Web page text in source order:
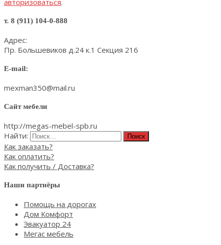
авторизоваться.
т. 8 (911) 104-0-888
Адрес:
Пр. Большевиков д.24 к.1 Секция 216
E-mail:
mexman350@mail.ru
Сайт мебели
http://megas-mebel-spb.ru
Найти:
Как заказать?
Как оплатить?
Как получить / Доставка?
Наши партнёры
Помощь на дорогах
Дом Комфорт
Эвакуатор 24
Мегас мебель